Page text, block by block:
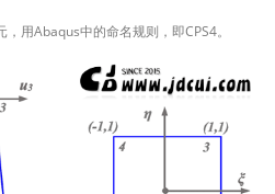
用Abaqus中的命名规则，即CPS4。